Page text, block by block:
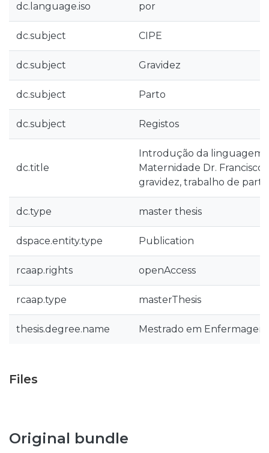
dc.language.iso por
dc.subject CIPE
dc.subject Gravidez
dc.subject Parto
dc.subject Registos
dc.title
Introdução da linguagem
Maternidade Dr. Francisco
gravidez, trabalho de
dc.type master thesis
dspace.entity.type Publication
rcaap.rights openAccess
rcaap.type masterThesis
thesis.degree.name Mestrado em Enfermagem
Files
Original bundle